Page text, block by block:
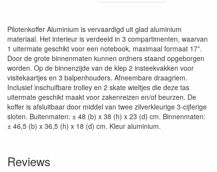
Pilotenkoffer Aluminium is vervaardigd uit glad aluminium
materiaal. Het interieur is verdeeld in 3 compartimenten, waarvan
1 uitermate geschikt voor een notebook, maximaal formaat 17”.
Door de grote binnenmaten kunnen ordners staand opgeborgen
worden. Op de binnenzijde van de klep 2 insteekvakken voor
visitekaartjes en 3 balpenhouders. Afneembare draagriem.
Inclusief inschuifbare trolley en 2 skate wieltjes die deze tas
uitermate geschikt maakt voor zakenreizen en/of beurzen. De
koffer is afsluitbaar door middel van twee zilverkleurige 3-cijferige
sloten. Buitenmaten: ± 48 (b) x 38 (h) x 23 (d) cm. Binnenmaten:
± 46,5 (b) x 36,5 (h) x 18 (d) cm. Kleur aluminium.
Reviews